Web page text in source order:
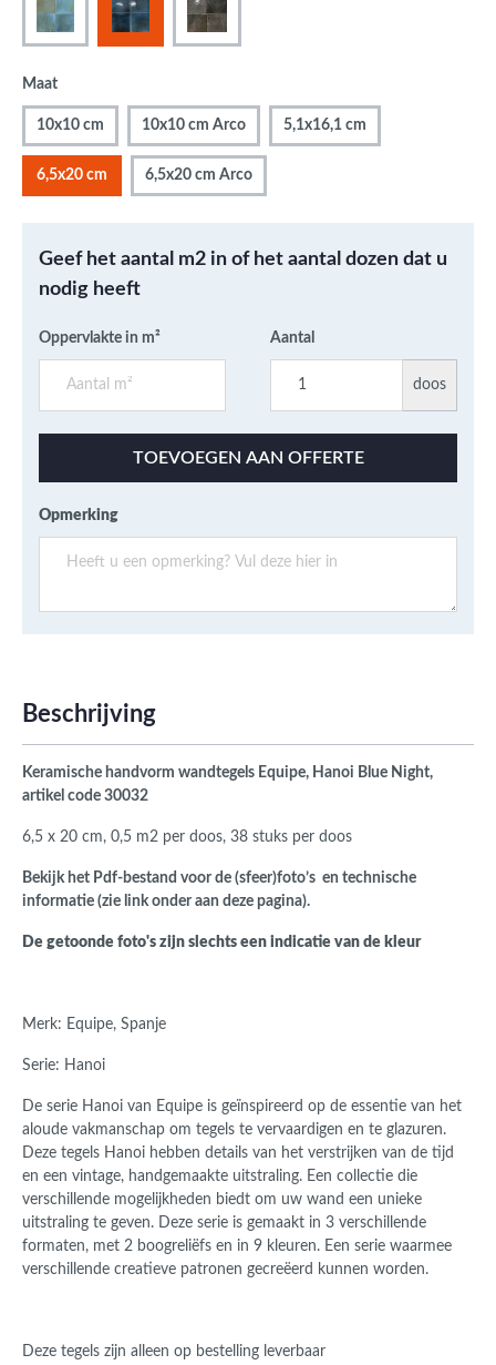
Maat
10x10 cm 10x10 cm Arco 5,1x16,1 cm
6,5x20 cm 6,5x20 cm Arco
Geef het aantal m2 in of het aantal dozen dat u
nodig heeft
Oppervlakte in m² Aantal
doos
TOEVOEGEN AAN OFFERTE
Opmerking
Beschrijving
Keramische handvorm wandtegels Equipe, Hanoi Blue Night,
artikel code 30032
6,5 x 20 cm, 0,5 m2 per doos, 38 stuks per doos
Bekijk het Pdf-bestand voor de (sfeer)foto’s en technische
informatie (zie link onder aan deze pagina).
De getoonde foto's zijn slechts een indicatie van de kleur
Merk: Equipe, Spanje
Serie: Hanoi
De serie Hanoi van Equipe is geïnspireerd op de essentie van het
aloude vakmanschap om tegels te vervaardigen en te glazuren.
Deze tegels Hanoi hebben details van het verstrijken van de tijd
en een vintage, handgemaakte uitstraling. Een collectie die
verschillende mogelijkheden biedt om uw wand een unieke
uitstraling te geven. Deze serie is gemaakt in 3 verschillende
formaten, met 2 boogreliëfs en in 9 kleuren. Een serie waarmee
verschillende creatieve patronen gecreëerd kunnen worden.
Deze tegels zijn alleen op bestelling leverbaar